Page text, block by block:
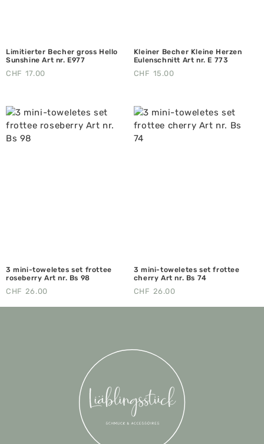
Limitierter Becher gross Hello
Sunshine Art nr. E977
CHF 17.00
Kleiner Becher Kleine Herzen
Eulenschnitt Art nr. E 773
CHF 15.00
3 mini-toweletes set frottee
roseberry Art nr. Bs 98
CHF 26.00
3 mini-toweletes set frottee
cherry Art nr. Bs 74
CHF 26.00